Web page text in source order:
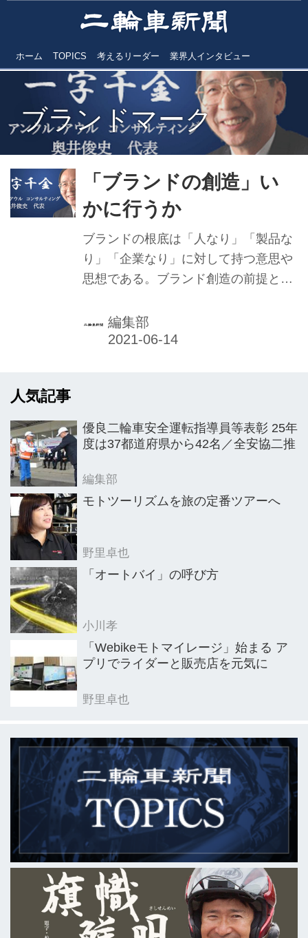
ホーム TOPICS 考えるリーダー 業界人インタビュー
ブランドマーク
「ブランドの創造」い
かに行うか
ブランドの根底は「人なり」「製品な
り」「企業なり」に対して持つ意思や
思想である。ブランド創造の前提とし
未来に及ぶ想いなどを豊かにめぐら
し、簡潔に整理し、それらを形状化・
編集部
人気記事
優良二輪車安全運転指導員等表彰 25年
度は37都道府県から42名／全安協二推
編集部
モトツーリズムを旅の定番ツアーへ
野里卓也
「オートバイ」の呼び方
小川孝
「Webikeモトマイレージ」始まる ア
プリでライダーと販売店を元気に
野里卓也